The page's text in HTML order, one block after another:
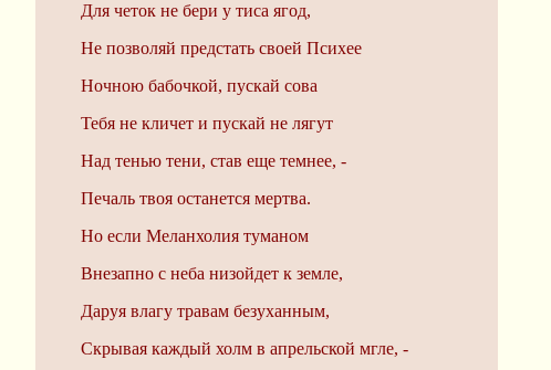
Для четок не бери у тиса ягод,
Не позволяй предстать своей Психее
Ночною бабочкой, пускай сова
Тебя не кличет и пускай не лягут
Над тенью тени, став еще темнее, -
Печаль твоя останется мертва.
Но если Меланхолия туманом
Внезапно с неба низойдет к земле,
Даруя влагу травам безуханным,
Скрывая каждый холм в апрельской мгле, -